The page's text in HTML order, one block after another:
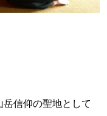
信仰の聖地として